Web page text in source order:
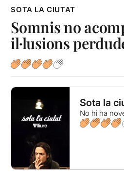
SOTA LA CIUTAT
Somnis no
il·lusions
Sota la
No hi ha